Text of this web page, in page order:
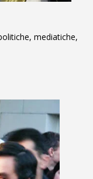
mediatiche,